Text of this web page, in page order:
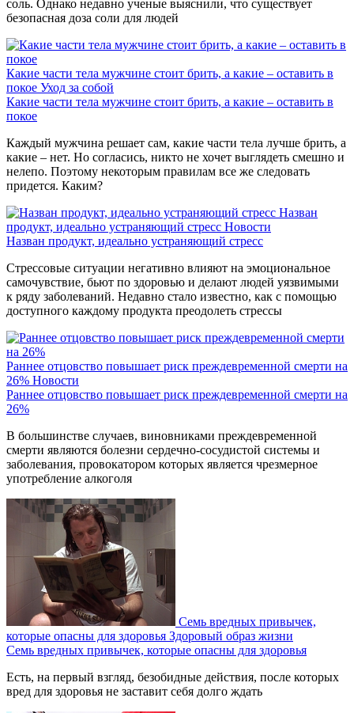
соль. Однако недавно ученые выяснили, что существует
безопасная доза соли для людей
Какие части тела мужчине стоит брить, а какие – оставить в
покое Уход за собой
Какие части тела мужчине стоит брить, а какие – оставить в
покое
Каждый мужчина решает сам, какие части тела лучше брить, а
какие – нет. Но согласись, никто не хочет выглядеть смешно и
нелепо. Поэтому некоторым правилам все же следовать
придется. Каким?
Назван
продукт, идеально устраняющий стресс Новости
Назван продукт, идеально устраняющий стресс
Стрессовые ситуации негативно влияют на эмоциональное
самочувствие, бьют по здоровью и делают людей уязвимыми
к ряду заболеваний. Недавно стало известно, как с помощью
доступного каждому продукта преодолеть стрессы
Раннее отцовство повышает риск преждевременной смерти на
26% Новости
Раннее отцовство повышает риск преждевременной смерти на
26%
В большинстве случаев, виновниками преждевременной
смерти являются болезни сердечно-сосудистой системы и
заболевания, провокатором которых является чрезмерное
употребление алкоголя
Семь вредных привычек,
которые опасны для здоровья Здоровый образ жизни
Семь вредных привычек, которые опасны для здоровья
Есть, на первый взгляд, безобидные действия, после которых
вред для здоровья не заставит себя долго ждать